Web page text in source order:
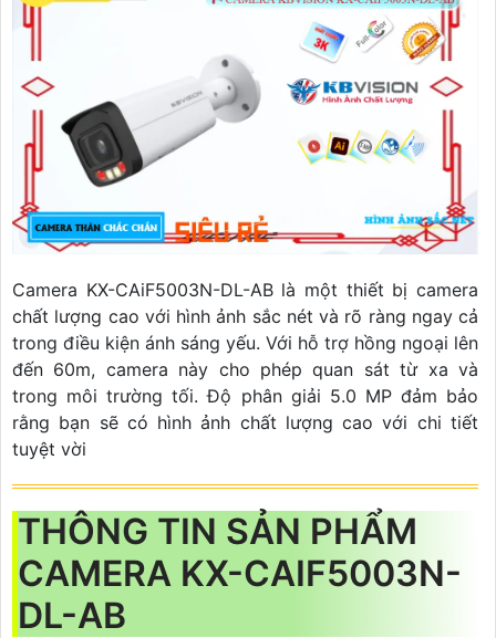
Camera KX-CAiF5003N-DL-AB là một thiết bị camera
chất lượng cao với hình ảnh sắc nét và rõ ràng ngay cả
trong điều kiện ánh sáng yếu. Với hỗ trợ hồng ngoại lên
đến 60m, camera này cho phép quan sát từ xa và
trong môi trường tối. Độ phân giải 5.0 MP đảm bảo
rằng bạn sẽ có hình ảnh chất lượng cao với chi tiết
tuyệt vời
THÔNG TIN SẢN PHẨM
CAMERA KX-CAIF5003N-
DL-AB